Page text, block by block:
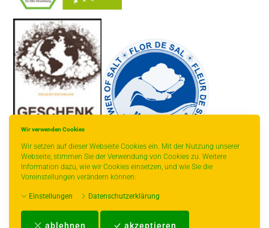
Wir verwenden Cookies
Wir setzen auf dieser Webseite Cookies ein. Mit der Nutzung unserer
Webseite, stimmen Sie der Verwendung von Cookies zu. Weitere
Information dazu, wie wir Cookies einsetzen, und wie Sie die
Voreinstellungen verändern können:
Einstellungen Datenschutzerklärung
ablehnen akzeptieren
* gilt für Lieferungen innerhalb Deutschlands,
Lieferzeiten für andere Länder entnehmen Sie
bitte der Schaltfläche mit den
Versandinformationen.
Impressum-AGB-Zahlungs- und Versandbedingungen